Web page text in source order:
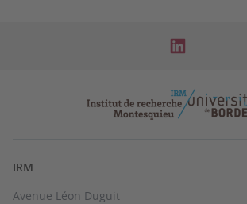
IRM
Avenue Léon Duguit